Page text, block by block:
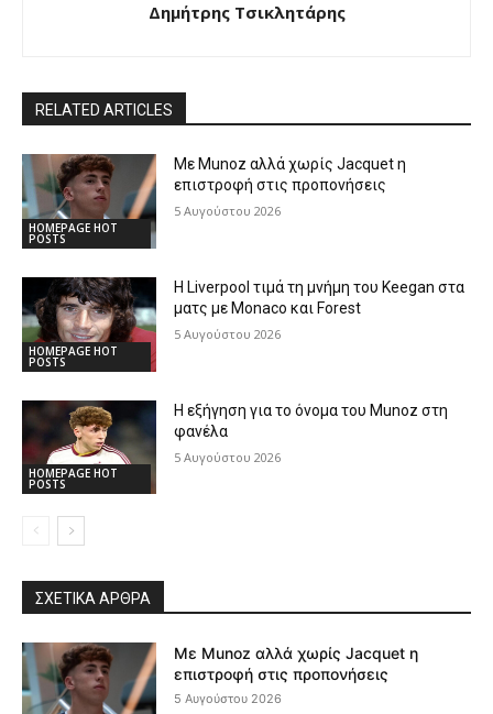
Δημήτρης Τσικλητάρης
RELATED ARTICLES
HOMEPAGE HOT
POSTS
Με Munoz αλλά χωρίς Jacquet η
επιστροφή στις προπονήσεις
5 Αυγούστου 2026
HOMEPAGE HOT
POSTS
Η Liverpool τιμά τη μνήμη του Keegan στα
ματς με Monaco και Forest
5 Αυγούστου 2026
HOMEPAGE HOT
POSTS
Η εξήγηση για το όνομα του Munoz στη
φανέλα
5 Αυγούστου 2026
ΣΧΕΤΙΚΆ ΆΡΘΡΑ
Με Munoz αλλά χωρίς Jacquet η
επιστροφή στις προπονήσεις
5 Αυγούστου 2026